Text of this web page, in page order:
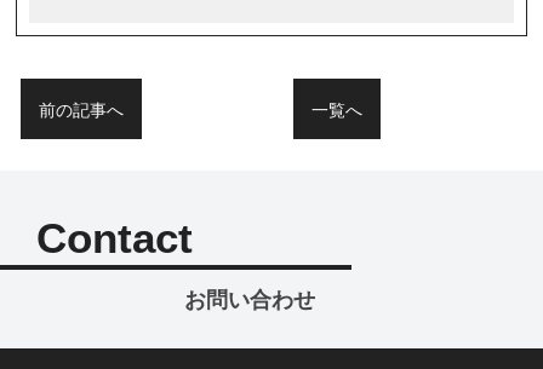
前の記事へ 一覧へ
Contact
お問い合わせ